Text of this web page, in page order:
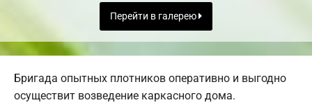
Перейти в галерею
Бригада опытных плотников оперативно и выгодно
осуществит возведение каркасного дома.